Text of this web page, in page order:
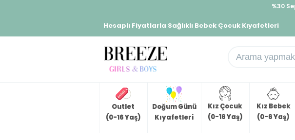
%30
Hesaplı Fiyatlarla Sağlıklı Bebek Çocuk Kıyafetleri
Outlet
(0-16 Yaş)
Doğum Günü
Kıyafetleri
Kız Çocuk
(0-16 Yaş)
Kız Bebek
(0-6 Yaş)